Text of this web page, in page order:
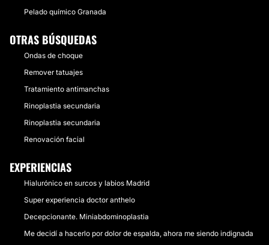
Pelado químico Granada
OTRAS BÚSQUEDAS
Ondas de choque
Remover tatuajes
Tratamiento antimanchas
Rinoplastia secundaria
Rinoplastia secundaria
Renovación facial
EXPERIENCIAS
Hialurónico en surcos y labios Madrid
Super experiencia doctor anthelo
Decepcionante. Miniabdominoplastia
Me decidí a hacerlo por dolor de espalda, ahora me siendo indignada